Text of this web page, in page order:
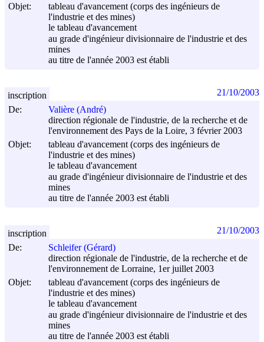
Objet:
tableau d'avancement (corps des ingénieurs de
l'industrie et des mines)
le tableau d'avancement
au grade d'ingénieur divisionnaire de l'industrie et des
mines
au titre de l'année 2003 est établi
De:
Valière (André)
direction régionale de l'industrie, de la recherche et de
l'environnement des Pays de la Loire, 3 février 2003
Objet:
tableau d'avancement (corps des ingénieurs de
l'industrie et des mines)
le tableau d'avancement
au grade d'ingénieur divisionnaire de l'industrie et des
mines
au titre de l'année 2003 est établi
inscription 21/10/2003
De:
Schleifer (Gérard)
direction régionale de l'industrie, de la recherche et de
l'environnement de Lorraine, 1er juillet 2003
Objet:
tableau d'avancement (corps des ingénieurs de
l'industrie et des mines)
le tableau d'avancement
au grade d'ingénieur divisionnaire de l'industrie et des
mines
au titre de l'année 2003 est établi
inscription 21/10/2003